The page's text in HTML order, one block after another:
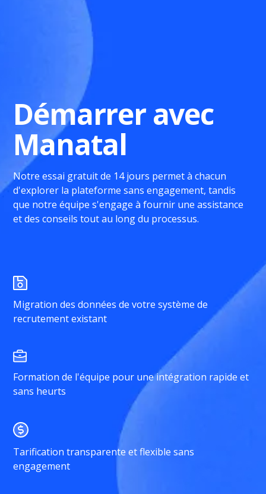
Démarrer avec
Manatal
Notre essai gratuit de 14 jours permet à chacun
d'explorer la plateforme sans engagement, tandis
que notre équipe s'engage à fournir une assistance
et des conseils tout au long du processus.
Migration des données de votre système de
recrutement existant
Formation de l'équipe pour une intégration rapide et
sans heurts
Tarification transparente et flexible sans
engagement